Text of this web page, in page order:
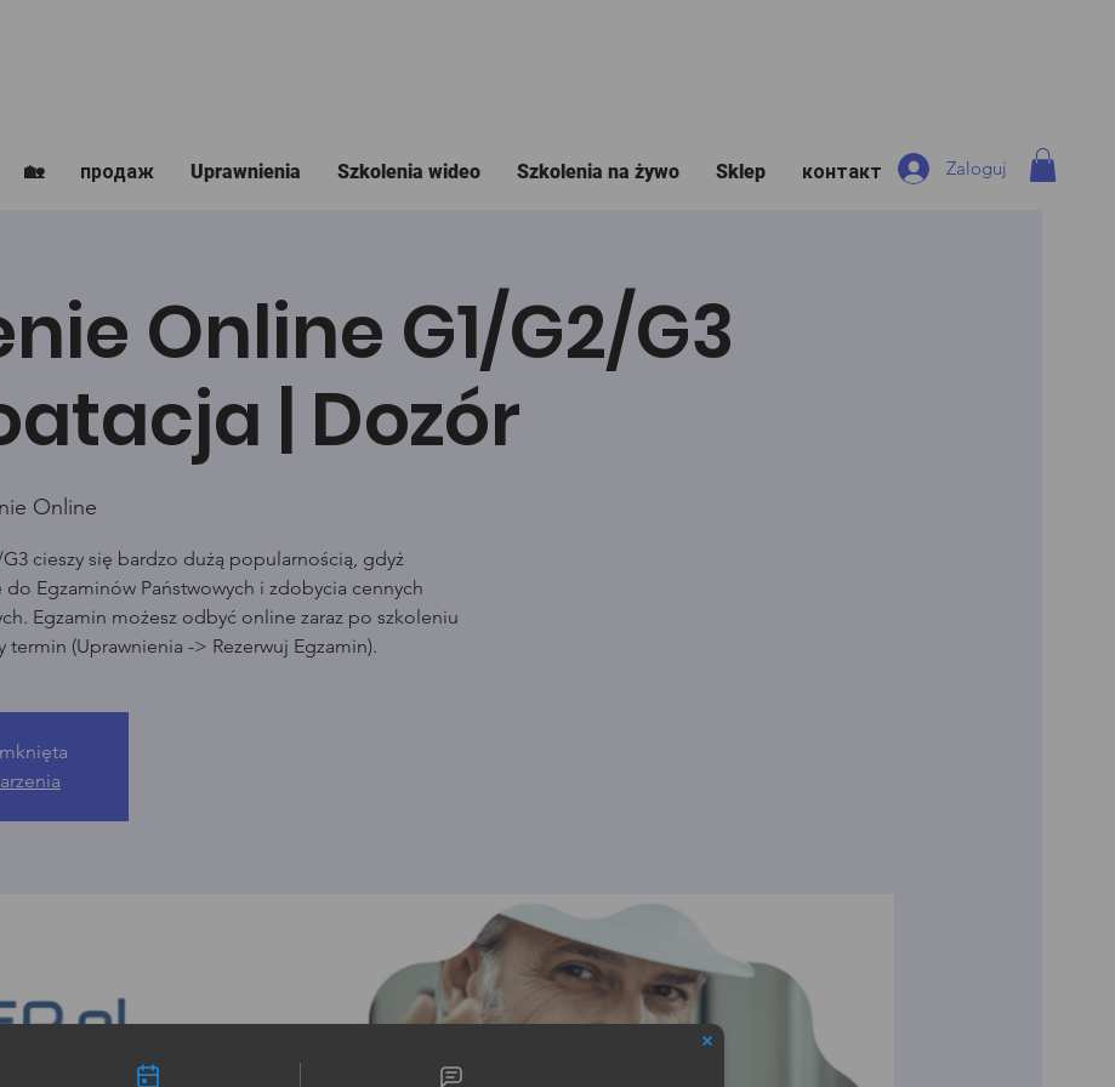
🏡 продаж Uprawnienia Szkolenia wideo Szkolenia na żywo Sklep контакт Zaloguj
Online G1/G2/G3
| Dozór
Online
cieszy się bardzo dużą popularnością, gdyż
Egzaminów Państwowych i zdobycia cennych
Egzamin możesz odbyć online zaraz po szkoleniu
(Uprawnienia -> Rezerwuj Egzamin).
Możliwości kontaktu